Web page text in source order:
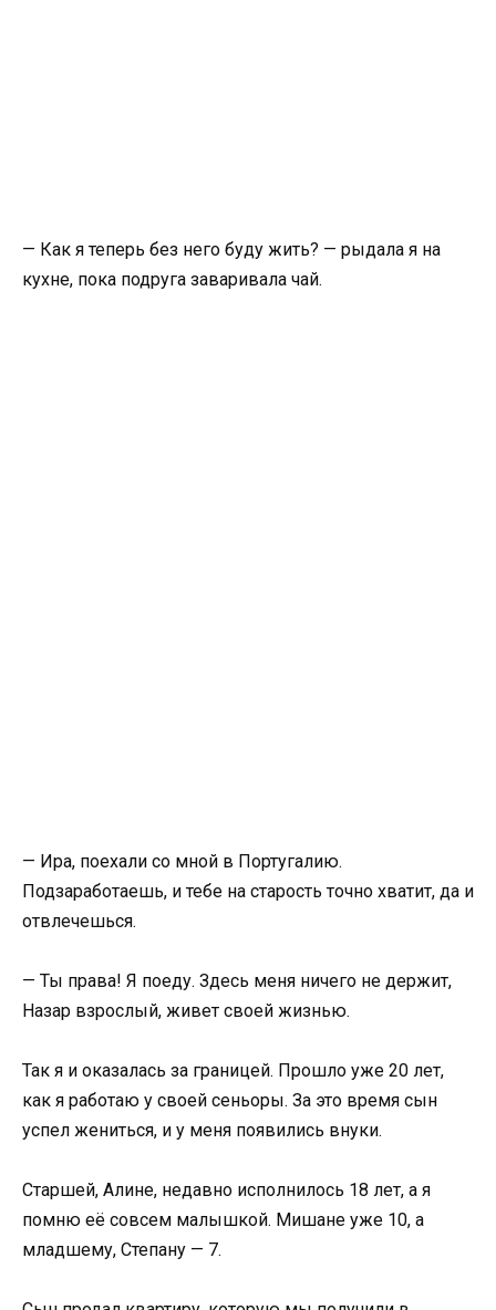
— Как я теперь без него буду жить? — рыдала я на
кухне, пока подруга заваривала чай.
— Ира, поехали со мной в Португалию.
Подзаработаешь, и тебе на старость точно хватит, да и
отвлечешься.
— Ты права! Я поеду. Здесь меня ничего не держит,
Назар взрослый, живет своей жизнью.
Так я и оказалась за границей. Прошло уже 20 лет,
как я работаю у своей сеньоры. За это время сын
успел жениться, и у меня появились внуки.
Старшей, Алине, недавно исполнилось 18 лет, а я
помню её совсем малышкой. Мишане уже 10, а
младшему, Степану — 7.